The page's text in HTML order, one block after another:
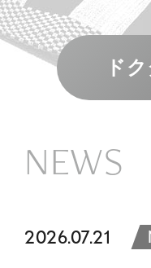
ド
NEWS
2026.07.21